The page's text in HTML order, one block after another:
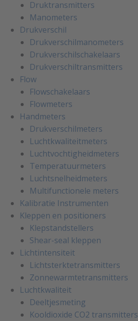
Druktransmitters
Manometers
Drukverschil
Drukverschilmanometers
Drukverschilschakelaars
Drukverschiltransmitters
Flow
Flowschakelaars
Flowmeters
Handmeters
Drukverschilmeters
Luchtkwaliteitmeters
Luchtvochtigheidmeters
Temperatuurmeters
Luchtsnelheidmeters
Multifunctionele meters
Kalibratie Instrumenten
Kleppen en positioners
Klepstandstellers
Shear-seal kleppen
Lichtintensiteit
Lichtsterktetransmitters
Zonnewarmtetransmitters
Luchtkwaliteit
Deeltjesmeting
Kooldioxide CO2 transmitters